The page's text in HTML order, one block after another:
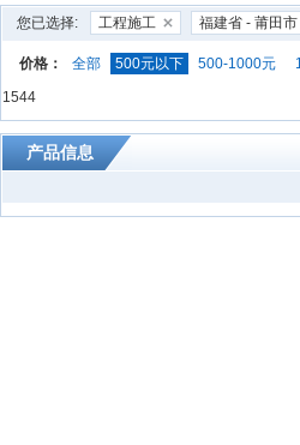
您已选择:
工程施工 福建省 - 莆田
价格： 全部 500元以下 500-1000元
1544
产品信息